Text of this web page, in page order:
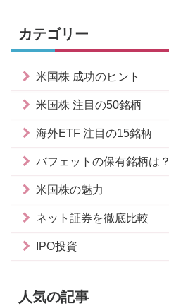
カテゴリー
米国株 成功のヒント
米国株 注目の50銘柄
海外ETF 注目の15銘柄
バフェットの保有銘柄は？
米国株の魅力
ネット証券を徹底比較
IPO投資
人気の記事